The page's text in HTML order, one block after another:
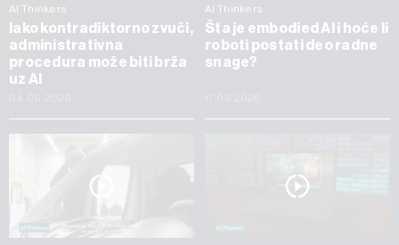
AI Thinkers
Iako kontradiktorno zvuči,
administrativna
procedura može biti brža
uz AI
AI Thinkers
Šta je embodied AI i hoće li
roboti postati deo radne
snage?